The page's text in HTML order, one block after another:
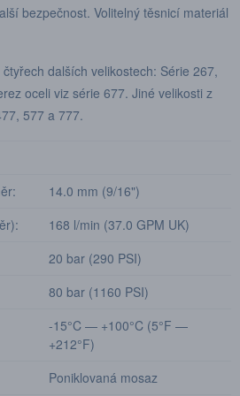
bezpečnost. Volitelný těsnicí materiál
dalších velikostech: Série 267,
oceli viz série 677. Jiné velikosti z
577 a 777.
14.0 mm (9/16")
168 l/min (37.0 GPM UK)
20 bar (290 PSI)
80 bar (1160 PSI)
-15°C — +100°C (5°F —
+212°F)
Poniklovaná mosaz